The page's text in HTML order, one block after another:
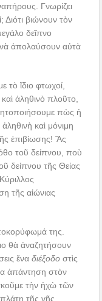
Γνωρίζει
βιώνουν τὸν
δεῖπνο
νὰ ἀπολαύσουν αὐτὰ
ἴδιο φτωχοί,
ἀληθινὸ πλοῦτο,
πὼς ἡ
καὶ μόνιμη
ἐπιβίωσης! Ἄς
τοῦ δείπνου, ποὺ
δείπνου τῆς Θείας
τῆς αἰώνιας
της.
θὰ ἀναζητήσουν
ἕναδιέξοδο στὶς
ἀπάντηση στὸν
τὴν ἠχὼ τῶν
τῆς γῆς.